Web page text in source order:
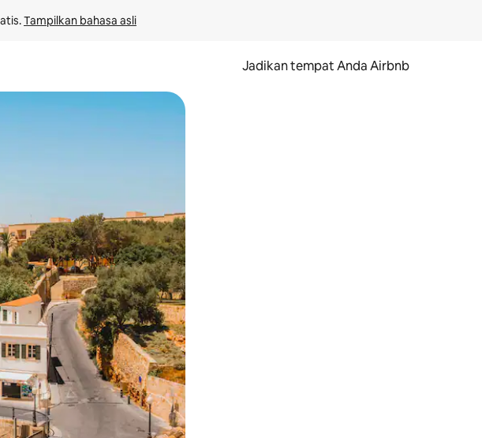
Tampilkan bahasa asli
Jadikan tempat Anda Airbnb
dengan sentuhan atau gerakan menggeser.